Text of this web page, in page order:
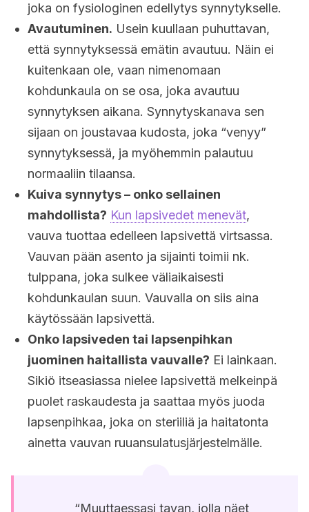
joka on fysiologinen edellytys synnytykselle.
Avautuminen. Usein kuullaan puhuttavan,
että synnytyksessä emätin avautuu. Näin ei
kuitenkaan ole, vaan nimenomaan
kohdunkaula on se osa, joka avautuu
synnytyksen aikana. Synnytyskanava sen
sijaan on joustavaa kudosta, joka “venyy”
synnytyksessä, ja myöhemmin palautuu
normaaliin tilaansa.
Kuiva synnytys – onko sellainen
mahdollista? Kun lapsivedet menevät,
vauva tuottaa edelleen lapsivettä virtsassa.
Vauvan pään asento ja sijainti toimii nk.
tulppana, joka sulkee väliaikaisesti
kohdunkaulan suun. Vauvalla on siis aina
käytössään lapsivettä.
Onko lapsiveden tai lapsenpihkan
juominen haitallista vauvalle? Ei lainkaan.
Sikiö itseasiassa nielee lapsivettä melkeinpä
puolet raskaudesta ja saattaa myös juoda
lapsenpihkaa, joka on steriiliä ja haitatonta
ainetta vauvan ruuansulatusjärjestelmälle.
“Muuttaessasi tavan, jolla näet